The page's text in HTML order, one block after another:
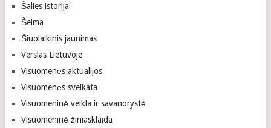
Šalies istorija
Šeima
Šiuolaikinis jaunimas
Verslas Lietuvoje
Visuomenės aktualijos
Visuomenės sveikata
Visuomeninė veikla ir savanorystė
Visuomeninė žiniasklaida